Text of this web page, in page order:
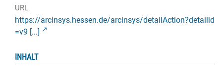
URL
https://arcinsys.hessen.de/arcinsys/detailAction?detailid
=v9 [...]
INHALT